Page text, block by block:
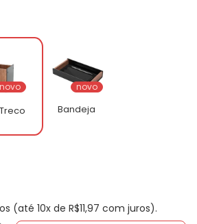
novo
Bandeja
novo
(até 10x de R$11,97 com juros).